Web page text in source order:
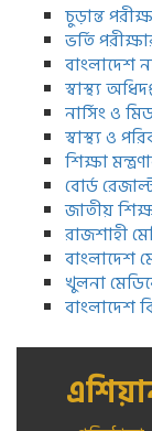
চুড়ান্ত
ভর্তি
বাংলাদেশ
স্বাস্থ্য
নার্সিং ও
স্বাস্থ্য ও
শিক্ষা
বোর্ড
জাতীয়
রাজশাহী
বাংলাদেশ
খুলনা
বাংলাদেশ